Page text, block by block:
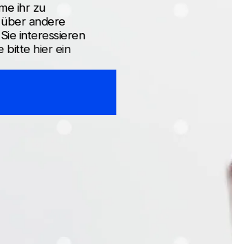
ihr zu
andere
interessieren
bitte hier ein